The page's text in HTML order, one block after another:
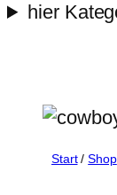
hier
Start/Shop